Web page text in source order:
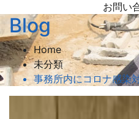
お問い
Blog
Home
未分類
事務所内にコロナ感染